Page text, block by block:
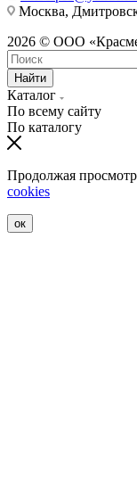
Москва,
2026 © ООО
Найти
Каталог
По всему сайту
По каталогу
Продолжая
cookies
ок